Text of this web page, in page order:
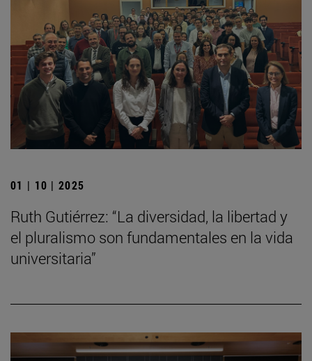
01 | 10 | 2025
Ruth Gutiérrez: “La diversidad, la libertad y
el pluralismo son fundamentales en la vida
universitaria”